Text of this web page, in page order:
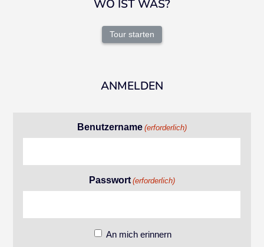
WO IST WAS?
Tour starten
ANMELDEN
Benutzername (erforderlich)
Passwort (erforderlich)
An mich erinnern